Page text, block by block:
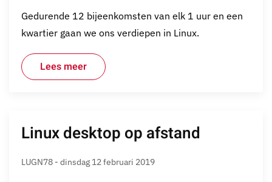
Gedurende 12 bijeenkomsten van elk 1 uur en een
kwartier gaan we ons verdiepen in Linux.
Lees meer
Linux desktop op afstand
LUGN78 - dinsdag 12 februari 2019